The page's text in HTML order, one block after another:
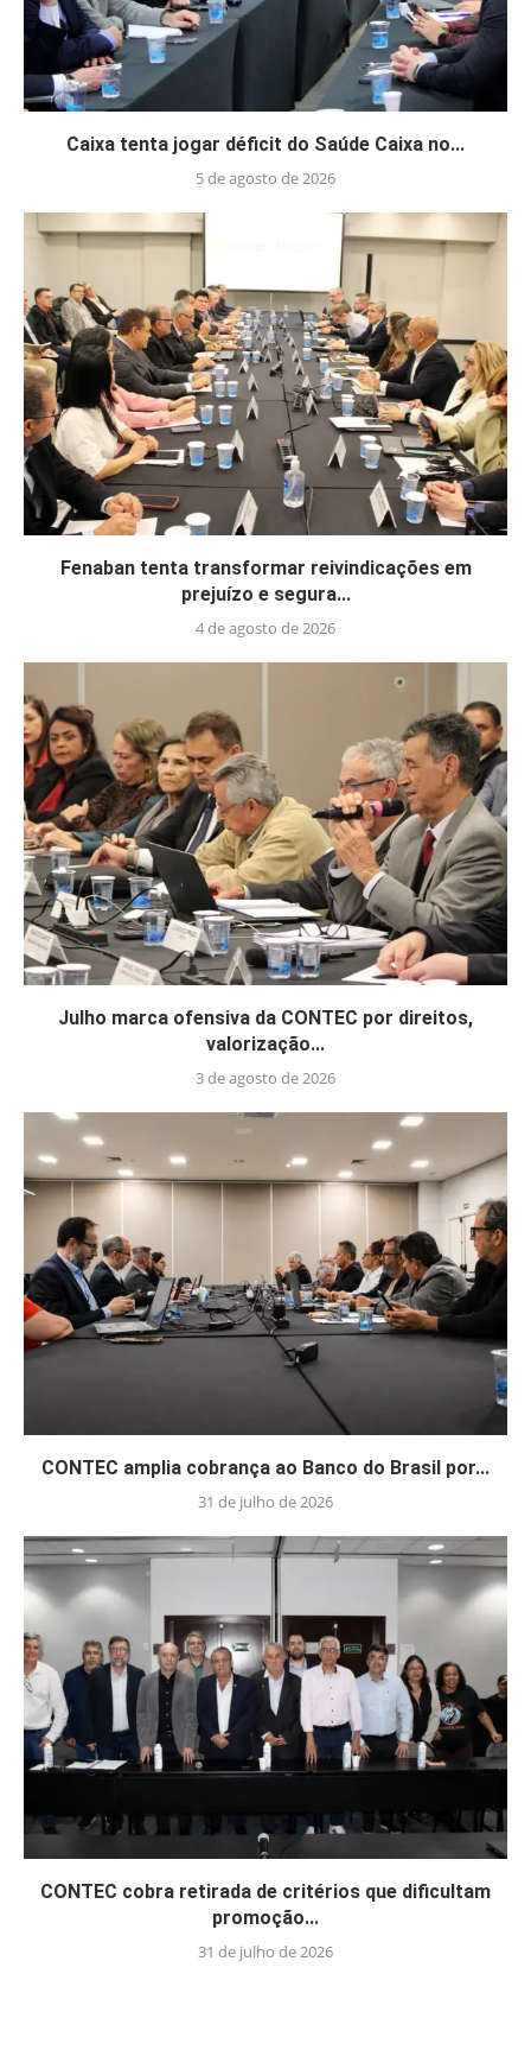
Caixa tenta jogar déficit do Saúde Caixa no...
5 de agosto de 2026
Fenaban tenta transformar reivindicações em
prejuízo e segura...
4 de agosto de 2026
Julho marca ofensiva da CONTEC por direitos,
valorização...
3 de agosto de 2026
CONTEC amplia cobrança ao Banco do Brasil por...
31 de julho de 2026
CONTEC cobra retirada de critérios que dificultam
promoção...
31 de julho de 2026